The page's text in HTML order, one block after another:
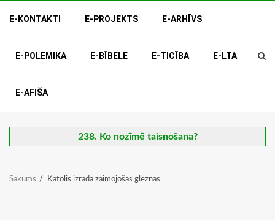
E-KONTAKTI E-PROJEKTS E-ARHĪVS
E-POLEMIKA E-BĪBELE E-TICĪBA E-LTA
E-AFIŠA
238. Ko nozīmē taisnošana?
Sākums Katolis izrāda zaimojošas gleznas